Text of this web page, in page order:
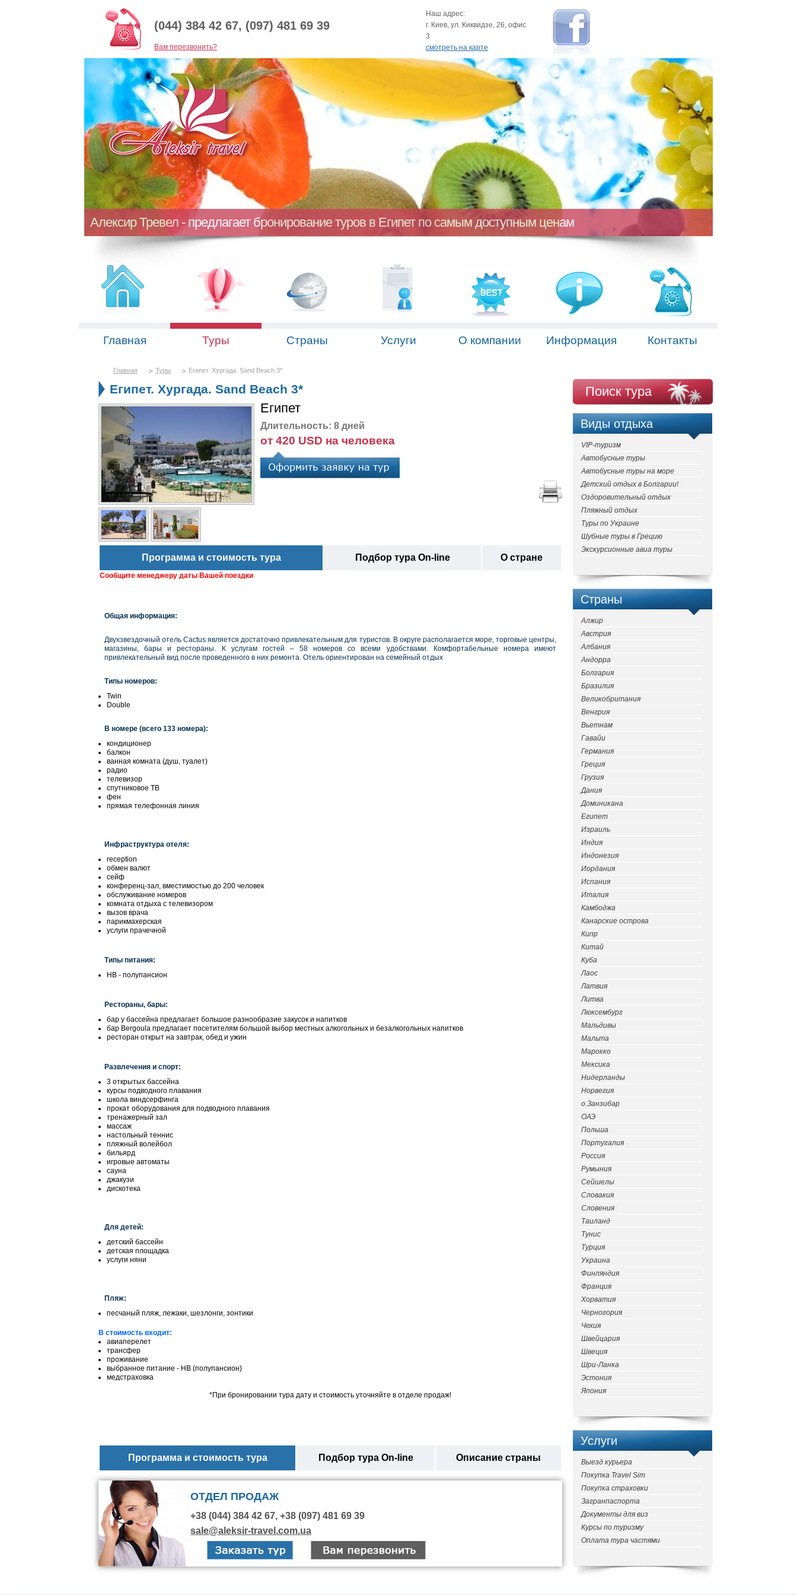
(044) 384 42 67, (097) 481 69 39
Baм перезвонить?
Наш адрес:
г. Киев, ул. Киквидзе, 26, офис
3
смотреть на карте
Алексир Тревел - предлагает бронирование туров в Египет по самым доступным ценам
Главная Туры Страны Услуги О компании Информация Контакты
Главная Туры Египет. Хургада. Sand Beach 3*
Египет. Хургада. Sand Beach 3*
Египет
Длительность: 8 дней
от 420 USD на человека
Программа и стоимость тура Подбор тура On-line О стране
Сообщите менеджеру даты Вашей поездки
Общая информация:
Двухзвездочный отель Cactus является достаточно привлекательным для туристов. В округе располагается море, торговые центры,
магазины, бары и рестораны. К услугам гостей – 58 номеров со всеми удобствами. Комфортабельные номера имеют
привлекательный вид после проведенного в них ремонта. Отель ориентирован на семейный отдых
Типы номеров:
Twin
Double
В номере (всего 133 номера):
кондиционер
балкон
ванная комната (душ, туалет)
радио
телевизор
спутниковое ТВ
фен
прямая телефонная линия
Инфраструктура отеля:
reception
обмен валют
сейф
конференц-зал, вместимостью до 200 человек
обслуживание номеров
комната отдыха с телевизором
вызов врача
парикмахерская
услуги прачечной
Типы питания:
НВ - полупансион
Рестораны, бары:
бар у бассейна предлагает большое разнообразие закусок и напитков
бар Bergoula предлагает посетителям большой выбор местных алкогольных и безалкогольных напитков
ресторан открыт на завтрак, обед и ужин
Развлечения и спорт:
3 открытых бассейна
курсы подводного плавания
школа виндсерфинга
прокат оборудования для подводного плавания
тренажерный зал
массаж
настольный теннис
пляжный волейбол
бильярд
игровые автоматы
сауна
джакузи
дискотека
Для детей:
детский бассейн
детская площадка
услуги няни
Пляж:
песчаный пляж, лежаки, шезлонги, зонтики
В стоимость входит:
авиаперелет
трансфер
проживание
выбранное питание - НВ (полупансион)
медстраховка
*При бронировании тура дату и стоимость уточняйте в отделе продаж!
Программа и стоимость тура Подбор тура On-line Описание страны
ОТДЕЛ ПРОДАЖ
+38 (044) 384 42 67, +38 (097) 481 69 39
sale@aleksir-travel.com.ua
Поиск тура
Виды отдыха
VIP-туризм
Автобусные туры
Автобусные туры на море
Детский отдых в Болгарии!
Оздоровительный отдых
Пляжный отдых
Туры по Украине
Шубные туры в Грецию
Экскурсионные авиа туры
Страны
Алжир
Австрия
Албания
Андорра
Болгария
Бразилия
Великобритания
Венгрия
Вьетнам
Гавайи
Германия
Греция
Грузия
Дания
Доминикана
Египет
Израиль
Индия
Индонезия
Иордания
Испания
Италия
Камбоджа
Канарские острова
Кипр
Китай
Куба
Лаос
Латвия
Литва
Люксембург
Мальдивы
Мальта
Марокко
Мексика
Нидерланды
Норвегия
о.Занзибар
ОАЭ
Польша
Португалия
Россия
Румыния
Сейшелы
Словакия
Словения
Таиланд
Тунис
Турция
Украина
Финляндия
Франция
Хорватия
Черногория
Чехия
Швейцария
Швеция
Шри-Ланка
Эстония
Япония
Услуги
Выезд курьера
Покупка Travel Sim
Покупка страховки
Загранпаспорта
Документы для виз
Курсы по туризму
Оплата тура частями